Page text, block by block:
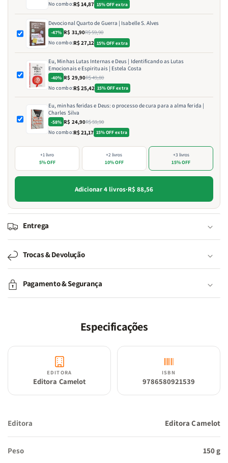
No combo:R$ 14,87 15% OFF extra
Devocional Quarto de Guerra | Isabelle S. Alves
-47% R$ 31,90R$ 59,90
No combo:R$ 27,12 15% OFF extra
Eu, Minhas Lutas Internas e Deus | Identificando as Lutas
Emocionais e Espirituais | Estela Costa
-40% R$ 29,90R$ 49,80
No combo:R$ 25,42 15% OFF extra
Eu, minhas feridas e Deus: o processo de cura para a alma ferida |
Charles Silva
-58% R$ 24,90R$ 59,90
No combo:R$ 21,17 15% OFF extra
+1 livro
5% OFF
+2 livros
10% OFF
+3 livros
15% OFF
Adicionar 4 livros·R$ 88,56
Entrega
Trocas & Devolução
Pagamento & Segurança
Especificações
EDITORA
Editora Camelot
ISBN
9786580921539
Editora Editora Camelot
Peso 150 g